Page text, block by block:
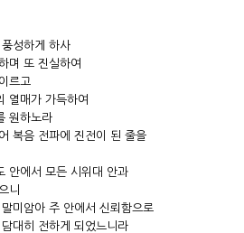
성하게 하사
며 또 진실하여
르고
열매가 가득하여
원하노라
복음 전파에 진전이 된 줄을
안에서 모든 시위대 안과
니
미암아 주 안에서 신뢰함으로
대히 전하게 되었느니라